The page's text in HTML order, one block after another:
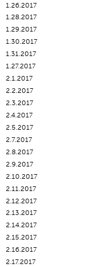
1.26.2017
1.28.2017
1.29.2017
1.30.2017
1.31.2017
1.27.2017
2.1.2017
2.2.2017
2.3.2017
2.4.2017
2.5.2017
2.7.2017
2.8.2017
2.9.2017
2.10.2017
2.11.2017
2.12.2017
2.13.2017
2.14.2017
2.15.2017
2.16.2017
2.17.2017